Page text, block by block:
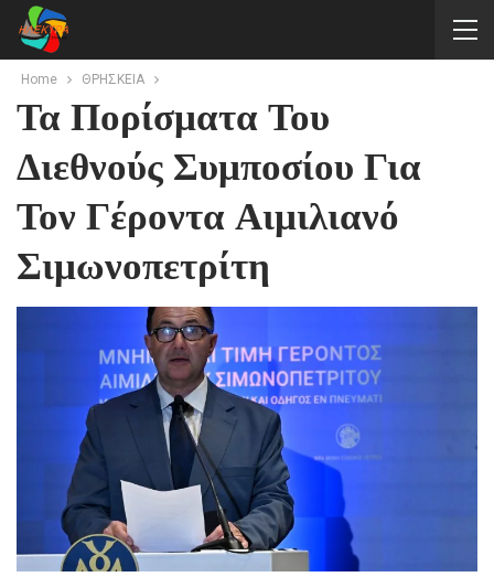
Home ΘΡΗΣΚΕΙΑ
Τα Πορίσματα Του
Διεθνούς Συμποσίου Για
Τον Γέροντα Αιμιλιανό
Σιμωνοπετρίτη